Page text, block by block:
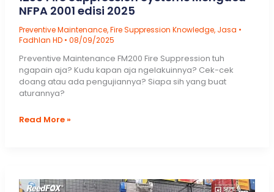
NFPA 2001 edisi 2025
Preventive Maintenance,Fire Suppression Knowledge, Jasa •
Fadhlan HD • 08/09/2025
Preventive Maintenance FM200 Fire Suppression tuh
ngapain aja? Kudu kapan aja ngelakuinnya? Cek-cek
doang atau ada pengujiannya? Siapa sih yang buat
aturannya?
Panduan
Maintenance
FM200
Read More »